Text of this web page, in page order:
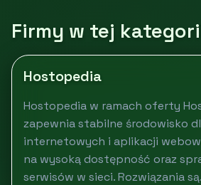
Firmy w tej
Hostopedia
Hostopedia w ramach oferty
zapewnia stabilne środowisko
internetowych i aplikacji
na wysoką dostępność oraz
serwisów w sieci. Rozwiązania